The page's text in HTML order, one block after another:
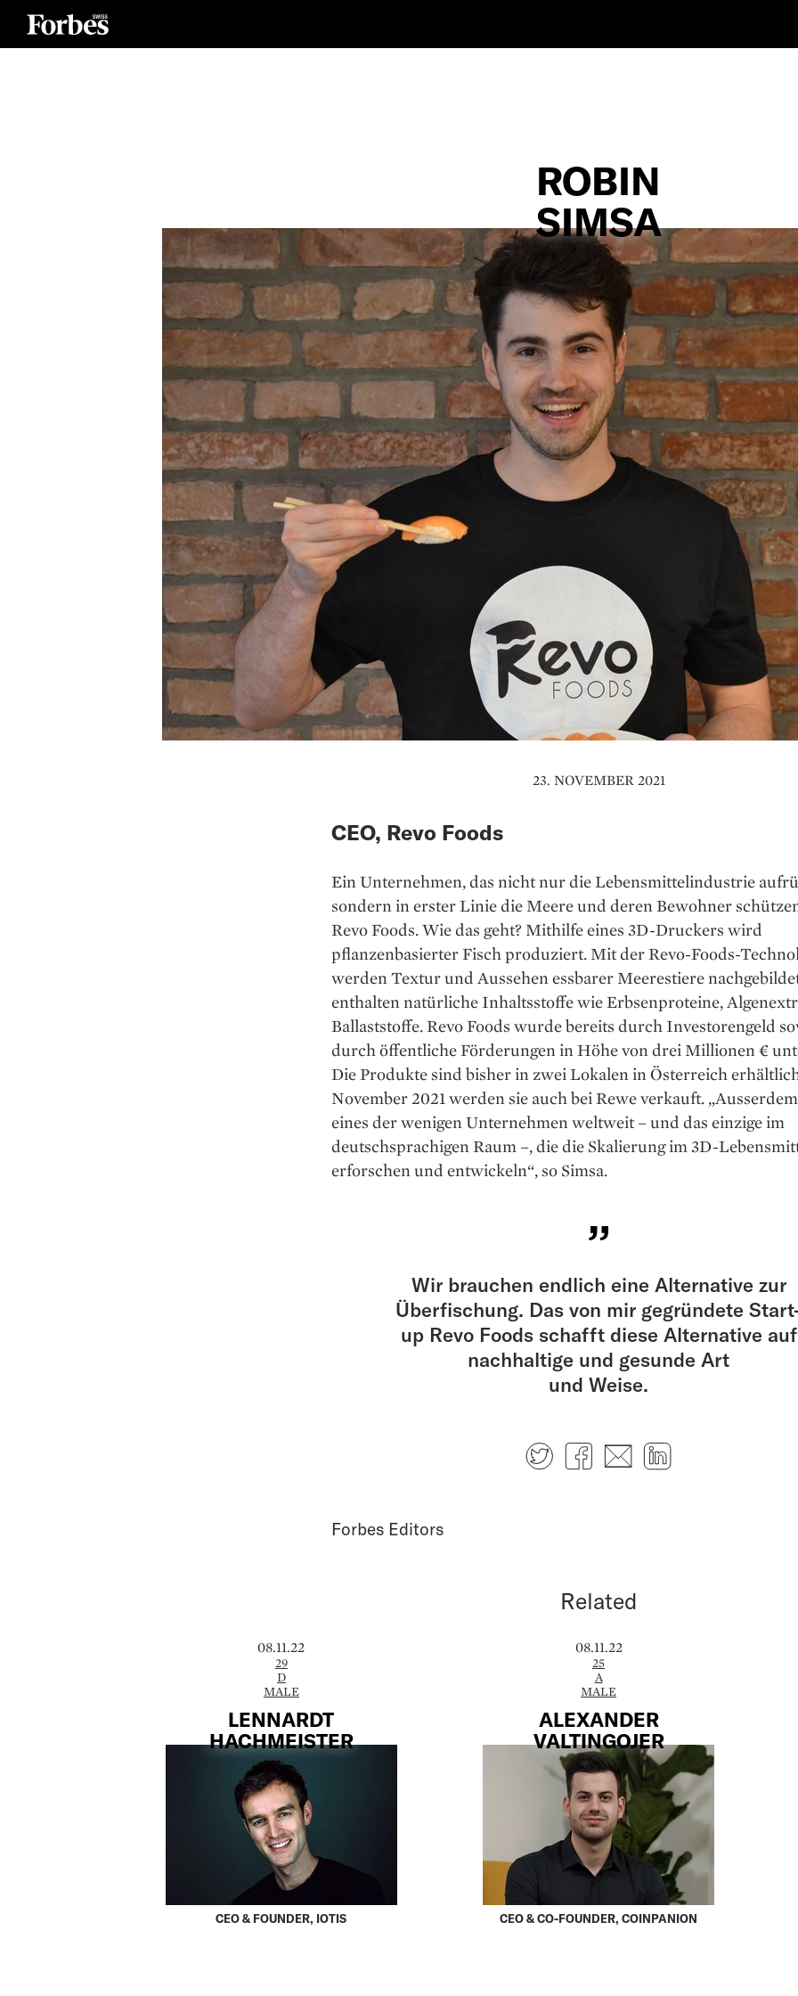
ROBIN
SIMSA
23. NOVEMBER 2021
CEO, Revo Foods
Ein Unternehmen, das nicht nur die Lebens­mittelindustrie
sondern in erster Linie die Meere und deren Bewohner
Revo Foods. Wie das geht? Mithilfe eines 3D-Druckers wird
pflanzenbasierter Fisch produziert. Mit der Revo-Foods-
werden Textur und Aussehen essbarer Meerestiere
enthalten natürliche Inhaltsstoffe wie Erbsenproteine,
Ballaststoffe. Revo Foods wurde bereits durch Investorengeld
durch öffentliche Förderungen in Höhe von drei Millionen €
Die Produkte sind bisher in zwei Lokalen in Österreich
November 2021 werden sie auch bei Rewe verkauft.
eines der wenigen Unternehmen weltweit – und das einzige im
deutschsprachigen Raum –, die die Skalierung im 3D-
erforschen und entwickeln“, so Simsa.
Wir brauchen endlich eine Alternative zur
Überfischung. Das von mir gegründete
up Revo Foods schafft diese Alternative auf
nach­haltige und gesunde Art
und Weise.
TwitterFacebook
E-mail
Forbes Editors
Related
08.11.22
29
D
MALE
LENNARDT
HACHMEISTER
CEO & FOUNDER, IOTIS
08.11.22
25
A
MALE
ALEXANDER
VALTINGOJER
CEO & CO-FOUNDER, COINPANION